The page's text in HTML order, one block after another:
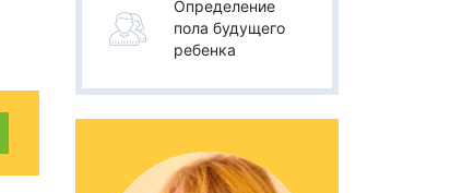
Определение
пола будущего
ребенка